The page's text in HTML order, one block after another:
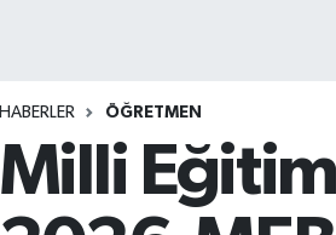
HABERLER ÖĞRETMEN
Milli Eğitim